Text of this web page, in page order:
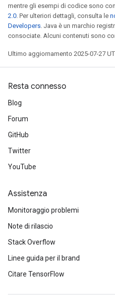
mentre gli esempi di codice sono
2.0. Per ulteriori dettagli, consulta le
Developers. Java è un marchio
consociate. Alcuni contenuti sono
Ultimo aggiornamento 2025-07-27
Resta connesso
Blog
Forum
GitHub
Twitter
YouTube
Assistenza
Monitoraggio problemi
Note di rilascio
Stack Overflow
Linee guida per il brand
Citare TensorFlow